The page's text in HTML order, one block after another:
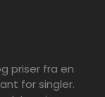
priser fra en
for singler.